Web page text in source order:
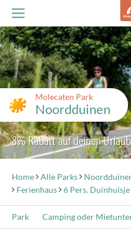
Molecaten Park
Noordduinen
8% Rabatt auf deinen
Home Alle Parks
Ferienhaus
6 Pers. Duinhuisje
Park Camping oder